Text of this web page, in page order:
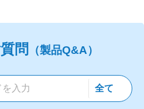
問 （製品Q&A）